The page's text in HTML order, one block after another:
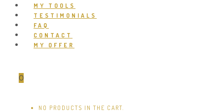
MY TOOLS
TESTIMONIALS
FAQ
CONTACT
MY OFFER
0
NO PRODUCTS IN THE CART.